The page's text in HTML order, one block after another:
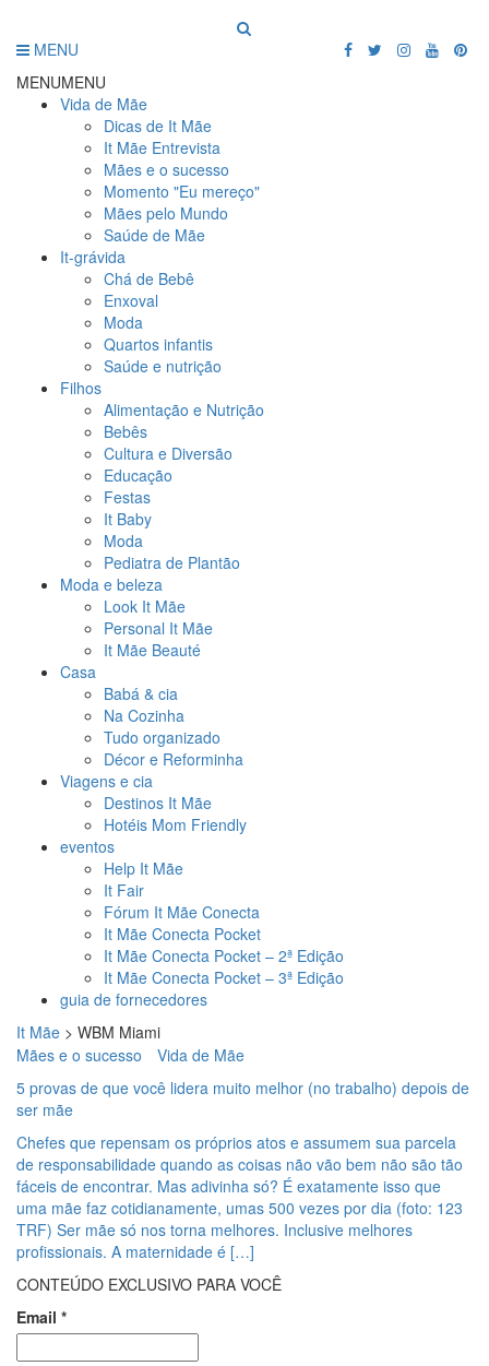
MENU
MENUMENU
Vida de Mãe
Dicas de It Mãe
It Mãe Entrevista
Mães e o sucesso
Momento "Eu mereço"
Mães pelo Mundo
Saúde de Mãe
It-grávida
Chá de Bebê
Enxoval
Moda
Quartos infantis
Saúde e nutrição
Filhos
Alimentação e Nutrição
Bebês
Cultura e Diversão
Educação
Festas
It Baby
Moda
Pediatra de Plantão
Moda e beleza
Look It Mãe
Personal It Mãe
It Mãe Beauté
Casa
Babá & cia
Na Cozinha
Tudo organizado
Décor e Reforminha
Viagens e cia
Destinos It Mãe
Hotéis Mom Friendly
eventos
Help It Mãe
It Fair
Fórum It Mãe Conecta
It Mãe Conecta Pocket
It Mãe Conecta Pocket – 2ª Edição
It Mãe Conecta Pocket – 3ª Edição
guia de fornecedores
It Mãe > WBM Miami
Mães e o sucesso
Vida de Mãe
5 provas de que você lidera muito melhor (no trabalho) depois de
ser mãe
Chefes que repensam os próprios atos e assumem sua parcela
de responsabilidade quando as coisas não vão bem não são tão
fáceis de encontrar. Mas adivinha só? É exatamente isso que
uma mãe faz cotidianamente, umas 500 vezes por dia (foto: 123
TRF) Ser mãe só nos torna melhores. Inclusive melhores
profissionais. A maternidade é […]
CONTEÚDO EXCLUSIVO PARA VOCÊ
Email *